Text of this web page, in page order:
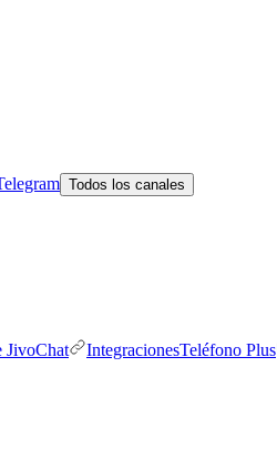
Todos los canales
JivoChat IntegracionesTeléfono Plus